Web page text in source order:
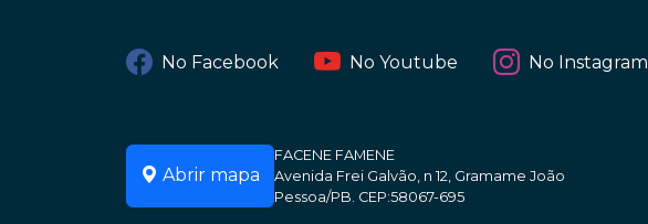
No Facebook No Youtube No Instagram
Abrir mapa
FACENE FAMENE
Avenida Frei Galvão, n 12, Gramame João
Pessoa/PB. CEP:58067-695